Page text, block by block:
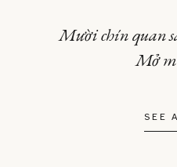
Mười chín quan
Mở
SEE